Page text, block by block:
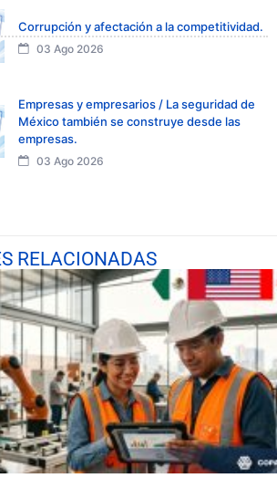
Corrupción y afectación a la competitividad.
03 Ago 2026
Empresas y empresarios / La seguridad de
México también se construye desde las
empresas.
03 Ago 2026
RELACIONADAS